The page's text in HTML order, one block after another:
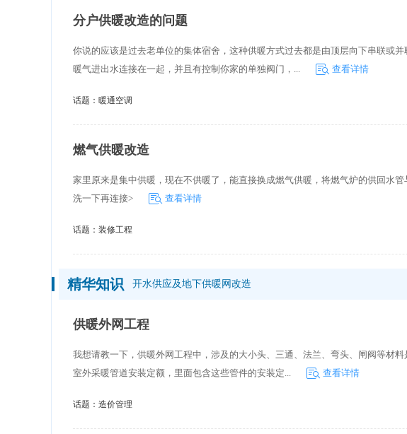
分户供暖改造的问题
你说的应该是过去老单位的集体宿舍，这种供暖方式过去都是由顶层向下串联或
暖气进出水连接在一起，并且有控制你家的单独阀门，...
查看详情
话题： 暖通空调
燃气供暖改造
家里原来是集中供暖，现在不供暖了，能直接换成燃气供暖，将燃气炉的供回水
洗一下再连接>
查看详情
话题： 装修工程
精华知识 开水供应及地下供暖网改造
供暖外网工程
我想请教一下，供暖外网工程中，涉及的大小头、三通、法兰、弯头、闸阀等材
室外采暖管道安装定额，里面包含这些管件的安装定...
查看详情
话题： 造价管理